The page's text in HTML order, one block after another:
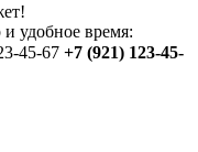
и удобное время:
45-67 +7 (921) 123-45-